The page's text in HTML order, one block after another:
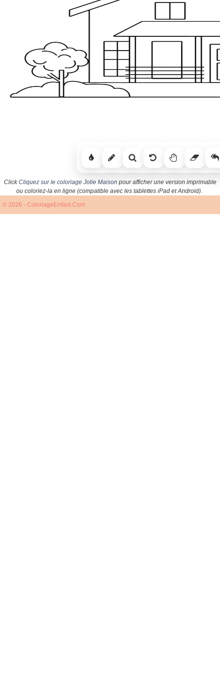
ClickCliquez sur le coloriage Jolie Maison pour afficher une version imprimable
ou coloriez-la en ligne (compatible avec les tablettes iPad et Android).
© 2026 - ColoriageEnfant.Com